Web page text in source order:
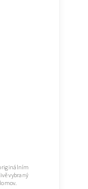
vybraný